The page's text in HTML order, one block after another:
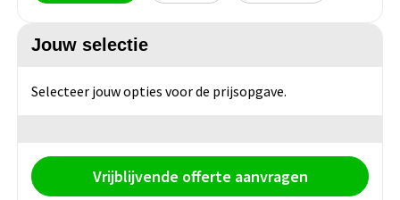
Jouw selectie
Selecteer jouw opties voor de prijsopgave.
Vrijblijvende offerte aanvragen